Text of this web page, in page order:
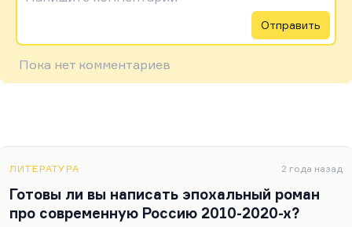
Отправить
Пока нет комментариев
ЛИТЕРАТУРА 2 года назад
Готовы ли вы написать эпохальный роман
про современную Россию 2010-2020-х?